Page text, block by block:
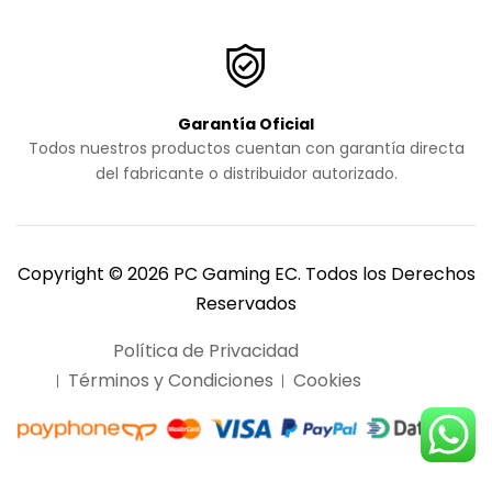
Garantía Oficial
Todos nuestros productos cuentan con garantía directa
del fabricante o distribuidor autorizado.
Copyright © 2026 PC Gaming EC. Todos los Derechos
Reservados
Política de Privacidad
Términos y Condiciones
Cookies